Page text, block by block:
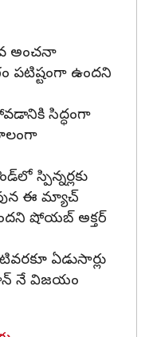
అంచనా
పటిష్టంగా ఉందని
సిద్ధంగా
స్పిన్నర్లకు
ఈ మ్యాచ్
షోయబ్ అక్తర్
ఏడుసార్లు
నే విజయం